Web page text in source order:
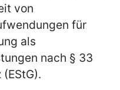
von
für
als
nach § 33